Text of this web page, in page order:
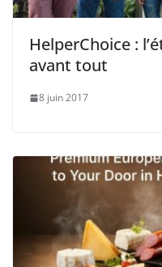
HelperChoice :
avant tout
8 juin 2017